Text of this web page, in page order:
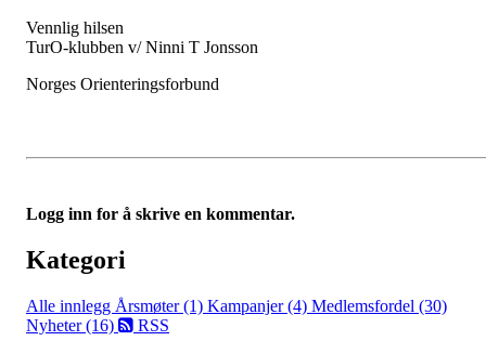
Vennlig hilsen
TurO-klubben v/ Ninni T Jonsson
Norges Orienteringsforbund
Logg inn for å skrive en kommentar.
Kategori
Alle innlegg Årsmøter (1) Kampanjer (4) Medlemsfordel (30)
Nyheter (16)
RSS